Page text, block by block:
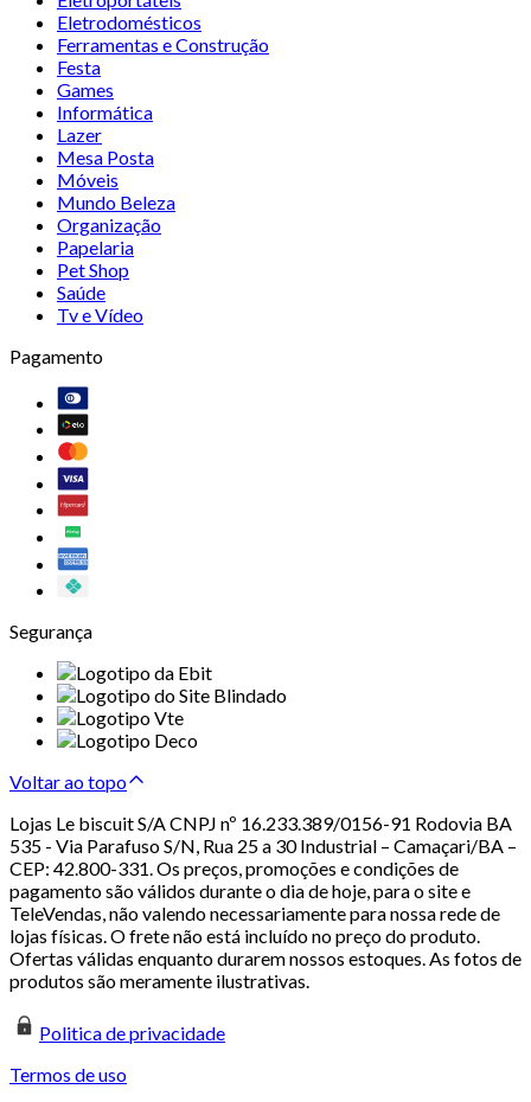
Eletrodomésticos
Ferramentas e Construção
Festa
Games
Informática
Lazer
Mesa Posta
Móveis
Mundo Beleza
Organização
Papelaria
Pet Shop
Saúde
Tv e Vídeo
Pagamento
Segurança
Voltar ao topo
Lojas Le biscuit S/A CNPJ nº 16.233.389/0156-91 Rodovia BA
535 - Via Parafuso S/N, Rua 25 a 30 Industrial – Camaçari/BA –
CEP: 42.800-331. Os preços, promoções e condições de
pagamento são válidos durante o dia de hoje, para o site e
TeleVendas, não valendo necessariamente para nossa rede de
lojas físicas. O frete não está incluído no preço do produto.
Ofertas válidas enquanto durarem nossos estoques. As fotos de
produtos são meramente ilustrativas.
Politica de privacidade
Termos de uso